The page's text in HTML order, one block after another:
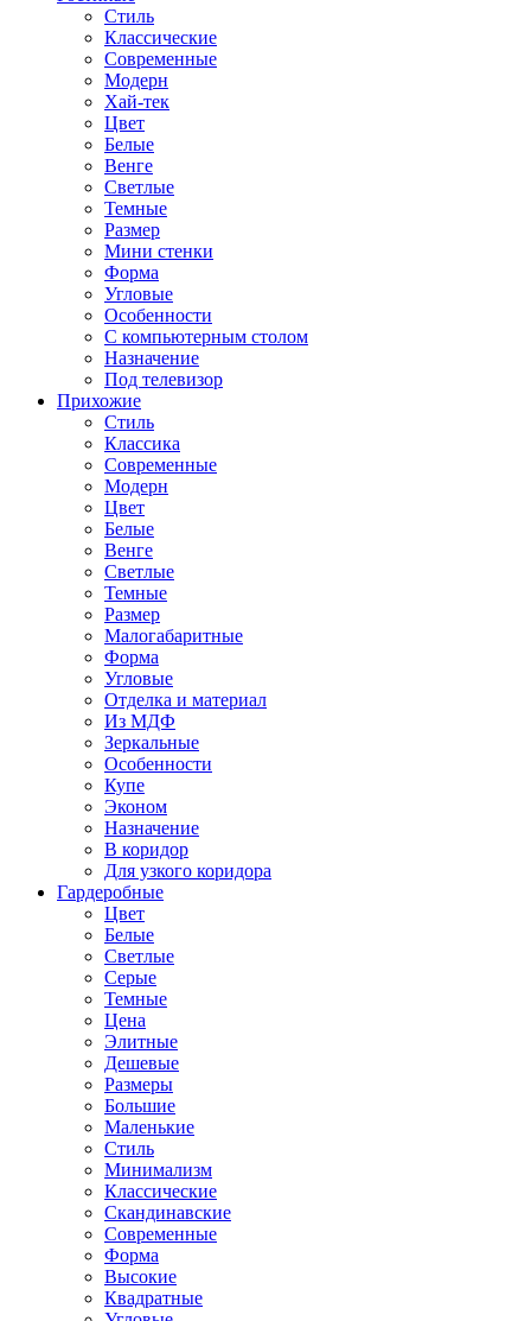
Стиль
Классические
Современные
Модерн
Хай-тек
Цвет
Белые
Венге
Светлые
Темные
Размер
Мини стенки
Форма
Угловые
Особенности
С компьютерным столом
Назначение
Под телевизор
Прихожие
Стиль
Классика
Современные
Модерн
Цвет
Белые
Венге
Светлые
Темные
Размер
Малогабаритные
Форма
Угловые
Отделка и материал
Из МДФ
Зеркальные
Особенности
Купе
Эконом
Назначение
В коридор
Для узкого коридора
Гардеробные
Цвет
Белые
Светлые
Серые
Темные
Цена
Элитные
Дешевые
Размеры
Большие
Маленькие
Стиль
Минимализм
Классические
Скандинавские
Современные
Форма
Высокие
Квадратные